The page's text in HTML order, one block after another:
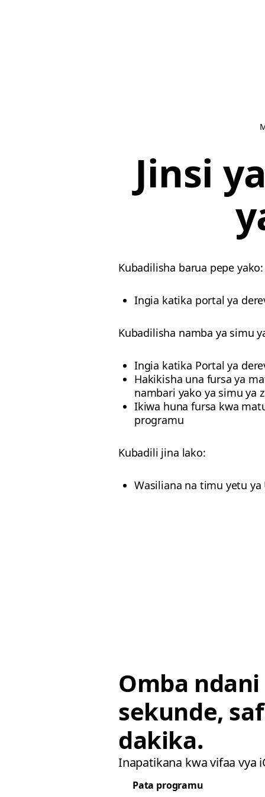
Jinsi
Kubadilisha barua pepe yako:
Ingia katika portal ya
Kubadilisha namba ya simu
Ingia katika Portal ya
Hakikisha una fursa ya
nambari yako ya simu ya
Ikiwa huna fursa kwa
programu
Kubadili jina lako:
Wasiliana na timu yetu
Omba
sekunde,
dakika.
Inapatikana kwa vifaa vya
Pata programu